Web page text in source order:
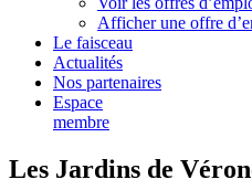
Afficher une offre
Le faisceau
Actualités
Nos partenaires
Espace
membre
Les Jardins de